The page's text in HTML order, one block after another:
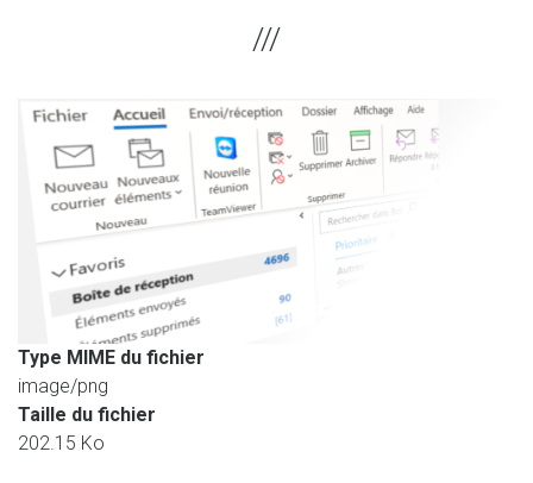
Type MIME du fichier
image/png
Taille du fichier
202.15 Ko